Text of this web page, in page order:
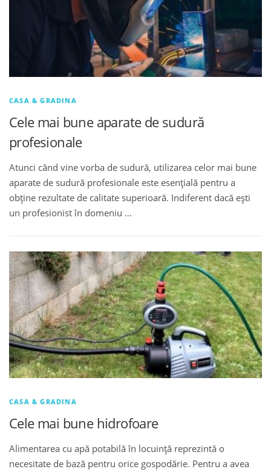
CASA & GRADINA
Cele mai bune aparate de sudură
profesionale
Atunci când vine vorba de sudură, utilizarea celor mai bune
aparate de sudură profesionale este esențială pentru a
obține rezultate de calitate superioară. Indiferent dacă ești
un profesionist în domeniu …
CASA & GRADINA
Cele mai bune hidrofoare
Alimentarea cu apă potabilă în locuință reprezintă o
necesitate de bază pentru orice gospodărie. Pentru a avea